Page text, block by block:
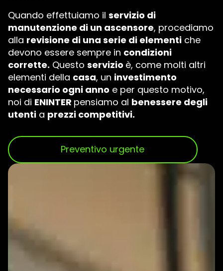
Quando effettuiamo il servizio di
manutenzione di un ascensore, procediamo
alla revisione di una serie di elementi che
devono essere sempre in condizioni
corrette. Questo servizio è, come molti altri
elementi della casa, un investimento
necessario ogni anno e per questo motivo,
noi di ENINTER pensiamo al benessere degli
utenti a prezzi competitivi.
Preventivo urgente